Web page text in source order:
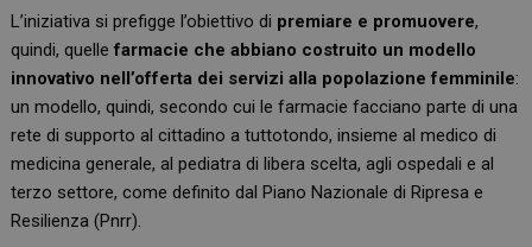
L’iniziativa si prefigge l’obiettivo di premiare e promuovere,
quindi, quelle farmacie che abbiano costruito un modello
innovativo nell’offerta dei servizi alla popolazione femminile:
un modello, quindi, secondo cui le farmacie facciano parte di una
rete di supporto al cittadino a tuttotondo, insieme al medico di
medicina generale, al pediatra di libera scelta, agli ospedali e al
terzo settore, come definito dal Piano Nazionale di Ripresa e
Resilienza (Pnrr).